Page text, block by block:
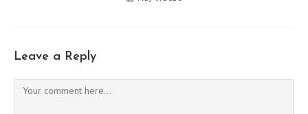
Leave a Reply
Comment